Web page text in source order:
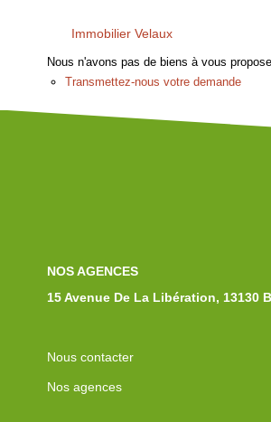
Immobilier Velaux
Nous n'avons pas de biens à vous
Transmettez-nous votre demande
NOS AGENCES
15 Avenue De La Libération, 13130
Nous contacter
Nos agences